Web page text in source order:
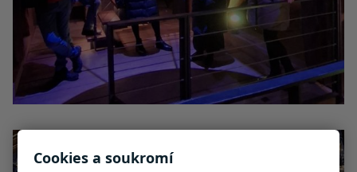
Cookies a soukromí